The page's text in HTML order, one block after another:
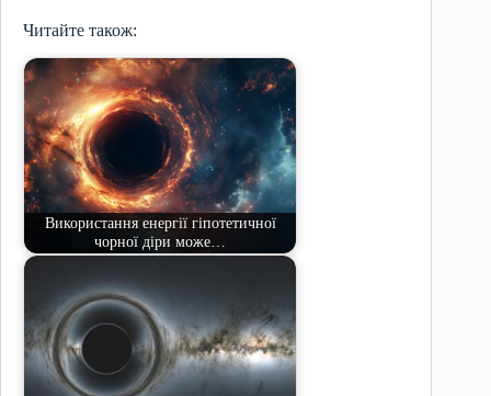
Читайте також:
Використання енергії гіпотетичної
чорної діри може…